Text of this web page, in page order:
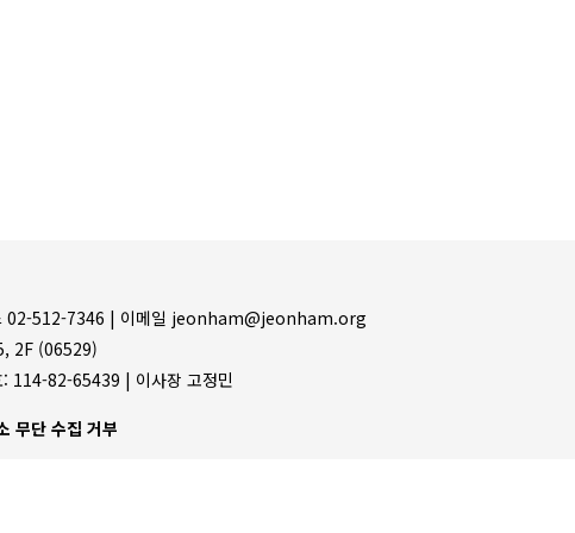
02-512-7346 | 이메일 jeonham@jeonham.org
2F (06529)
: 114-82-65439 | 이사장 고정민
무단 수집 거부